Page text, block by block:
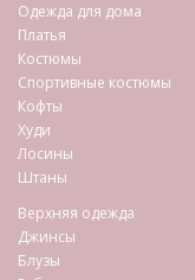
Одежда для дома
Платья
Костюмы
Спортивные костюмы
Кофты
Худи
Лосины
Штаны
Верхняя одежда
Джинсы
Блузы